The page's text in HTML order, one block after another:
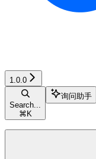
1.0.0
Search...
⌘ K
询问助手